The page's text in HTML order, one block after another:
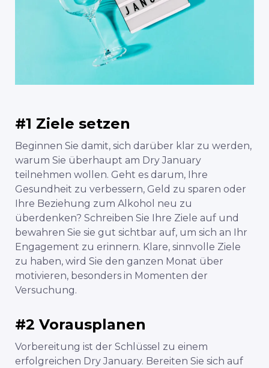
#1 Ziele setzen
Beginnen Sie damit, sich darüber klar zu werden,
warum Sie überhaupt am Dry January
teilnehmen wollen. Geht es darum, Ihre
Gesundheit zu verbessern, Geld zu sparen oder
Ihre Beziehung zum Alkohol neu zu
überdenken? Schreiben Sie Ihre Ziele auf und
bewahren Sie sie gut sichtbar auf, um sich an Ihr
Engagement zu erinnern. Klare, sinnvolle Ziele
zu haben, wird Sie den ganzen Monat über
motivieren, besonders in Momenten der
Versuchung.
#2 Vorausplanen
Vorbereitung ist der Schlüssel zu einem
erfolgreichen Dry January. Bereiten Sie sich auf